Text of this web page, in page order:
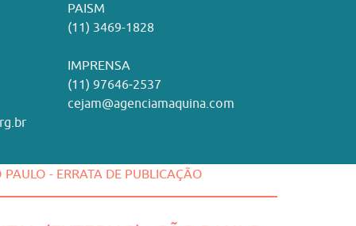
Humanizada Comitê de Ética em Pesquisa
Itapevi
Pariquera-Açu
Santos
em
social e
pelo CEJAM e
PAISM
(11) 3469-1828
IMPRENSA
(11) 97646‑2537
cejam@agenciamaquina.com
visão e valores?
- ERRATA DE PUBLICAÇÃO